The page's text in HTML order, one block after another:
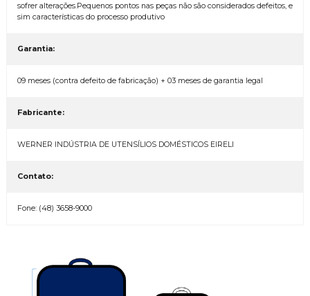
sofrer alterações.Pequenos pontos nas peças não são considerados defeitos, e
sim características do processo produtivo
Garantia:
09 meses (contra defeito de fabricação) + 03 meses de garantia legal
Fabricante:
WERNER INDÚSTRIA DE UTENSÍLIOS DOMÉSTICOS EIRELI
Contato:
Fone: (48) 3658-9000